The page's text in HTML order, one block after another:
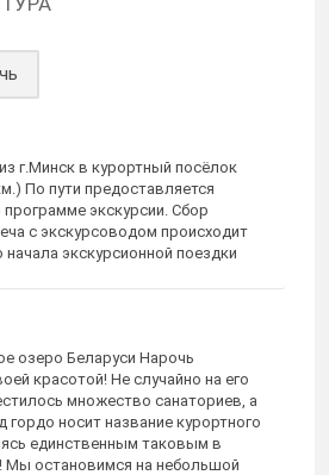
г.Минск в курортный посёлок
По пути предоставляется
экскурсии. Сбор
с экскурсоводом происходит
начала экскурсионной поездки
озеро Беларуси Нарочь
красотой! Не случайно на его
множество санаториев, а
гордо носит название курортного
единственным таковым в
Мы остановимся на небольшой